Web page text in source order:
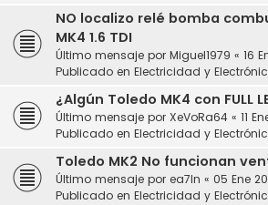
NO localizo relé bomba
MK4 1.6 TDI
Último mensaje por Miguel1979 « 16
Publicado en Electricidad y
¿Algún Toledo MK4 con FULL
Último mensaje por XeVoRa64 « 11
Publicado en Electricidad y
Toledo MK2 No funcionan
Último mensaje por ea7ln « 05 Ene
Publicado en Electricidad y